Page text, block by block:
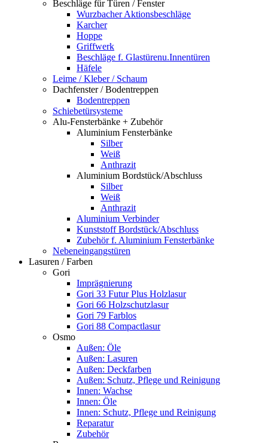
Beschläge für Türen / Fenster
Wurzbacher Aktionsbeschläge
Karcher
Hoppe
Griffwerk
Beschläge f. Glastürenu.Innentüren
Häfele
Leime / Kleber / Schaum
Dachfenster / Bodentreppen
Bodentreppen
Schiebetürsysteme
Alu-Fensterbänke + Zubehör
Aluminium Fensterbänke
Silber
Weiß
Anthrazit
Aluminium Bordstück/Abschluss
Silber
Weiß
Anthrazit
Aluminium Verbinder
Kunststoff Bordstück/Abschluss
Zubehör f. Aluminium Fensterbänke
Nebeneingangstüren
Lasuren / Farben
Gori
Imprägnierung
Gori 33 Futur Plus Holzlasur
Gori 66 Holzschutzlasur
Gori 79 Farblos
Gori 88 Compactlasur
Osmo
Außen: Öle
Außen: Lasuren
Außen: Deckfarben
Außen: Schutz, Pflege und Reinigung
Innen: Wachse
Innen: Öle
Innen: Schutz, Pflege und Reinigung
Reparatur
Zubehör